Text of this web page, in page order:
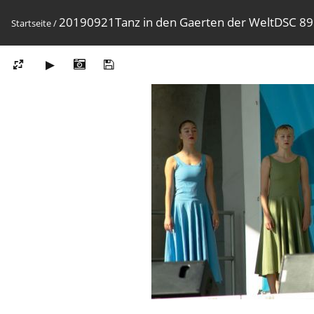
Startseite/20190921Tanz in den Gaerten der WeltDSC